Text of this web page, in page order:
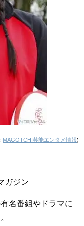
MAGOTCHI芸能エンタメ情報)
ガジン
名番組やドラマに